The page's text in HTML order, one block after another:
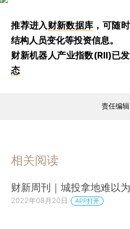
推荐进入财新数据库 ，可随
结构人员变化等投资信息。
财新机器人产业指数(RII)已发
态
责任编
相关阅读
财新周刊｜城投拿地难以
2022年08月20日 APP打开